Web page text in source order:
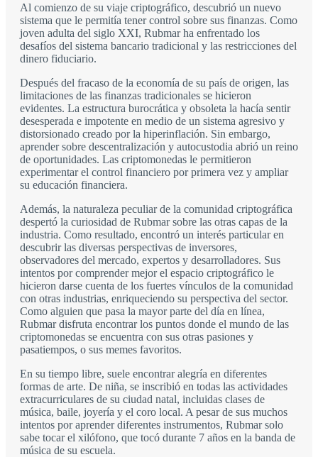
Al comienzo de su viaje criptográfico, descubrió un nuevo
sistema que le permitía tener control sobre sus finanzas. Como
joven adulta del siglo XXI, Rubmar ha enfrentado los
desafíos del sistema bancario tradicional y las restricciones del
dinero fiduciario.
Después del fracaso de la economía de su país de origen, las
limitaciones de las finanzas tradicionales se hicieron
evidentes. La estructura burocrática y obsoleta la hacía sentir
desesperada e impotente en medio de un sistema agresivo y
distorsionado creado por la hiperinflación. Sin embargo,
aprender sobre descentralización y autocustodia abrió un reino
de oportunidades. Las criptomonedas le permitieron
experimentar el control financiero por primera vez y ampliar
su educación financiera.
Además, la naturaleza peculiar de la comunidad criptográfica
despertó la curiosidad de Rubmar sobre las otras capas de la
industria. Como resultado, encontró un interés particular en
descubrir las diversas perspectivas de inversores,
observadores del mercado, expertos y desarrolladores. Sus
intentos por comprender mejor el espacio criptográfico le
hicieron darse cuenta de los fuertes vínculos de la comunidad
con otras industrias, enriqueciendo su perspectiva del sector.
Como alguien que pasa la mayor parte del día en línea,
Rubmar disfruta encontrar los puntos donde el mundo de las
criptomonedas se encuentra con sus otras pasiones y
pasatiempos, o sus memes favoritos.
En su tiempo libre, suele encontrar alegría en diferentes
formas de arte. De niña, se inscribió en todas las actividades
extracurriculares de su ciudad natal, incluidas clases de
música, baile, joyería y el coro local. A pesar de sus muchos
intentos por aprender diferentes instrumentos, Rubmar solo
sabe tocar el xilófono, que tocó durante 7 años en la banda de
música de su escuela.